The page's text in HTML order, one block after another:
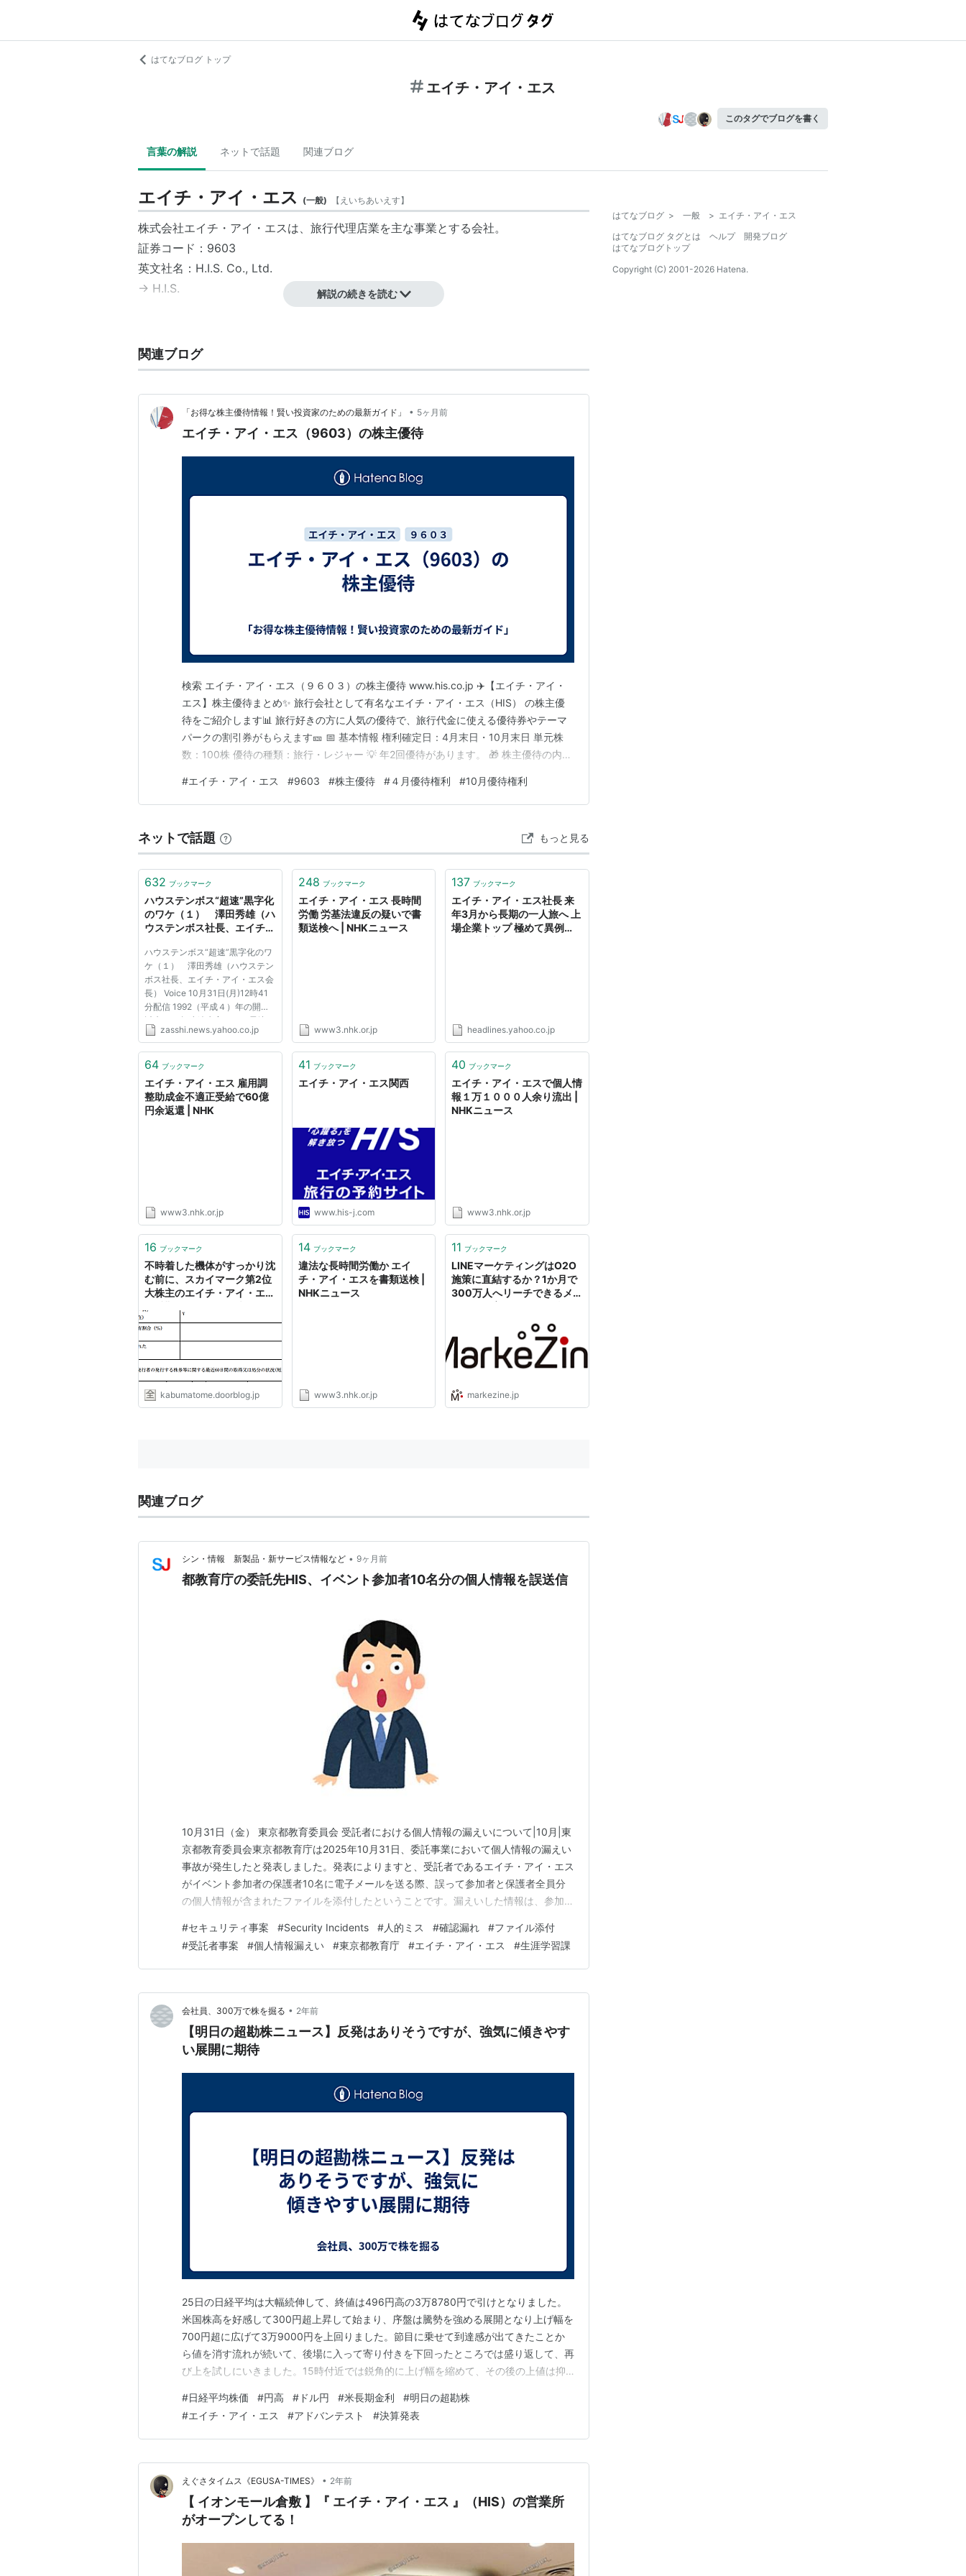
はてなブログ トップ
エイチ・アイ・エス
このタグでブログを書く
言葉の解説 ネットで話題 関連ブログ
エイチ・アイ・エス (一般) 【 えいちあいえす】
株式会社エイチ・アイ・エスは、旅行代理店業を主な事業とする会社。
証券コード：9603
英文社名： H.I.S. Co., Ltd.
→ H.I.S. 解説の続きを読む
関連ブログ
「お得な株主優待情報！賢い投資家のための最新ガイド」 • 5ヶ月前
エイチ・アイ・エス（9603）の株主優待
検索 エイチ・アイ・エス（９６０３）の株主優待 www.his.co.jp ✈️【エイチ・アイ・
エス】株主優待まとめ✨ 旅行会社として有名なエイチ・アイ・エス（HIS） の株主優
待をご紹介します📊 旅行好きの方に人気の優待で、旅行代金に使える優待券やテーマ
パークの割引券がもらえます🎫 📅 基本情報 権利確定日：4月末日・10月末日 単元株
数：100株 優待の種類：旅行・レジャー 💡 年2回優待があります。 🎁 株主優待の内容
円分 1,000株以上 6,000円分 📌 1枚＝1,000円の…
#エイチ・アイ・エス #9603 #株主優待 #４月優待権利 #10月優待権利
ネットで話題 もっと見る
632 ブックマーク
ハウステンボス“超速”黒字化
のワケ（１） 澤田秀雄（ハ
ウステンボス社長、エイチ・
- Yahoo!ニュース
ハウステンボス“超速”黒字化のワ
ケ（１） 澤田秀雄（ハウステン
ボス社長、エイチ・アイ・エス会
長） Voice 10月31日(月)12時41
分配信 1992（平成４）年の開業
以来、18年連続赤字だった長崎の
テーマパーク「ハウステンボス」
字化した。新社長は日本最大の旅
zasshi.news.yahoo.co.jp
248 ブックマーク
エイチ・アイ・エス 長時間
労働 労基法違反の疑いで書
類送検へ | NHKニュース
www3.nhk.or.jp
137 ブックマーク
エイチ・アイ・エス社長 来
年3月から長期の一人旅へ 上
場企業トップ 極めて異例
headlines.yahoo.co.jp
64 ブックマーク
エイチ・アイ・エス 雇用調
整助成金不適正受給で60億
円余返還 | NHK
www3.nhk.or.jp
41 ブックマーク
エイチ・アイ・エス関西
www.his-j.com
40 ブックマーク
エイチ・アイ・エスで個人情
報１万１０００人余り流出 |
NHKニュース
www3.nhk.or.jp
16 ブックマーク
不時着した機体がすっかり沈
む前に、スカイマーク第2位
大株主のエイチ・アイ・エス
げ : 市況かぶ全力２階建
kabumatome.doorblog.jp
14 ブックマーク
違法な長時間労働か エイ
チ・アイ・エスを書類送検 |
NHKニュース
www3.nhk.or.jp
11 ブックマーク
LINEマーケティングはO2O
施策に直結するか？1か月で
300万人へリーチできるメ
ス】
markezine.jp
関連ブログ
シン・情報 新製品・新サービス情報など • 9ヶ月前
都教育庁の委託先HIS、イベント参加者10名分の個人情報を誤送信
10月31日（金） 東京都教育委員会 受託者における個人情報の漏えいについて|10月|東
京都教育委員会東京都教育庁は2025年10月31日、委託事業において個人情報の漏えい
事故が発生したと発表しました。発表によりますと、受託者であるエイチ・アイ・エス
がイベント参加者の保護者10名に電子メールを送る際、誤って参加者と保護者全員分
の個人情報が含まれたファイルを添付したということです。漏えいした情報は、参加者
て、10月29日の午前10時頃にメールが誤送信され、同日正午頃に保護者からの連絡で
発覚しました。事故発覚後、受託者と…
#セキュリティ事案 #Security Incidents #人的ミス #確認漏れ #ファイル添付
#受託者事案 #個人情報漏えい #東京都教育庁 #エイチ・アイ・エス #生涯学習課
会社員、300万で株を掘る • 2年前
【明日の超勘株ニュース】反発はありそうですが、強気に傾きやす
い展開に期待
25日の日経平均は大幅続伸して、終値は496円高の3万8780円で引けとなりました。
米国株高を好感して300円超上昇して始まり、序盤は騰勢を強める展開となり上げ幅を
700円超に広げて3万9000円を上回りました。節目に乗せて到達感が出てきたことか
ら値を消す流れが続いて、後場に入って寄り付きを下回ったところでは盛り返して、再
び上を試しにいきました。15時付近では鋭角的に上げ幅を縮めて、その後の上値は抑
ました。 明日の東京株式市場は、反発はありそうですが強気の展開は続きそうです。
日経平均は上に値幅が出て、終値で25…
#日経平均株価 #円高 # ドル円 #米長期金利 #明日の超勘株
#エイチ・アイ・エス #アドバンテスト #決算発表
えぐさタイムス《EGUSA-TIMES》 • 2年前
【 イオンモール倉敷 】『 エイチ・アイ・エス 』（HIS）の営業所
がオープンしてる！
はてなブログ > 一般 > エイチ・アイ・エス
はてなブログ タグとは
ヘルプ
開発ブログ
はてなブログトップ
Copyright (C) 2001-2026 Hatena.